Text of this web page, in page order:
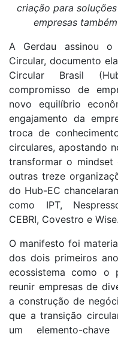
criação para
empresas
A Gerdau assinou o
Circular, documento
Circular Brasil
compromisso de
novo equilíbrio
engajamento da
troca de
circulares, apostando
transformar o mindset
outras treze
do Hub-EC
como IPT,
CEBRI, Covestro e Wise.
O manifesto foi
dos dois primeiros
ecossistema como o
reunir empresas de
a construção de
que a transição
um elemento-